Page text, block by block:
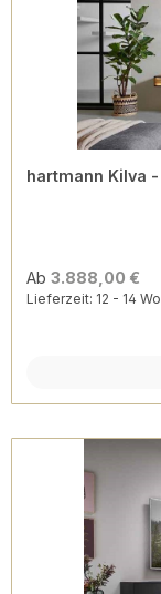
hartmann Kilva
Ab 3.888,00 €
Lieferzeit: 12 - 14